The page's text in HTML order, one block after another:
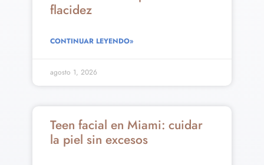
flacidez
CONTINUAR LEYENDO»
agosto 1, 2026
Teen facial en Miami: cuidar
la piel sin excesos